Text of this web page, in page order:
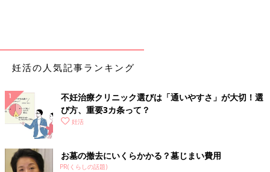
妊活の人気記事ランキング
不妊治療クリニック選びは「通いやすさ」が大切！選
び方、重要3カ条って？
妊活
お墓の撤去にいくらかかる？墓じまい費用
PR(くらしの話題)